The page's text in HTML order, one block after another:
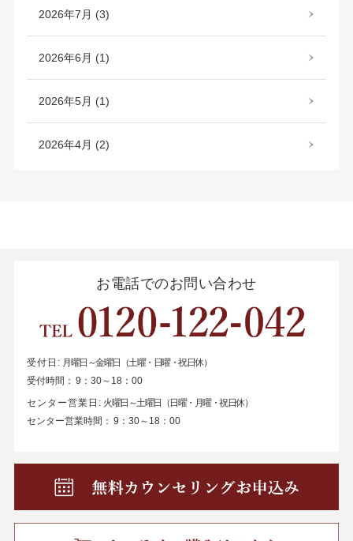
2026年7月 (3)
2026年6月 (1)
2026年5月 (1)
2026年4月 (2)
お電話でのお問い合わせ
受付日: 月曜日～金曜日（土曜・日曜・祝日休）
受付時間： 9：30～18：00
センター営業日: 火曜日～土曜日（日曜・月曜・祝日休）
センター営業時間： 9：30～18：00